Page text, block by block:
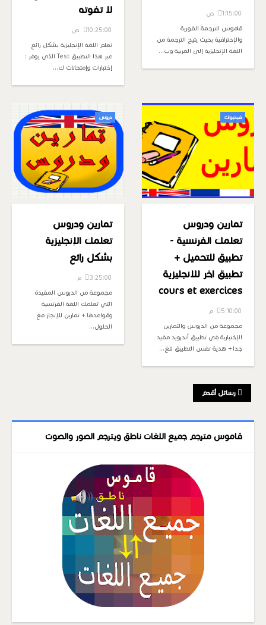
1:15:00 ص
قاموس الترجمة الفورية
والإحترافية بحيث يتيح الترجمة من
اللغة الإنجليزية إلى العربية وب…
لا تفوته
10:25:00 ص
تعلم اللغة الإنجليزية بشكل رائع
عبر هذا التطبيق Test الذي يوفر :
إختبارات وإمتحانات ك…
فيديوات
تمارين ودروس
تعلمك الفرنسية -
تطبيق للتحميل +
تطبيق اخر للانجليزية
cours et exercices
5:10:00 م
مجموعة من الدروس والتمارين
الإختبارية في تطبيق أندرويد مفيد
جدا + هدية نفس التطبيق للغ…
دروس
تمارين ودروس
تعلمك الإنجليزية
بشكل رائع
3:25:00 م
مجموعة من الدروس المفيدة
التي تعلمك اللغة الفرنسية
وقواعدها + تمارين للإنجاز مع
الحلول…
رسائل أقدم
قاموس مترجم جميع اللغات ناطق ويترجم الصور والصوت